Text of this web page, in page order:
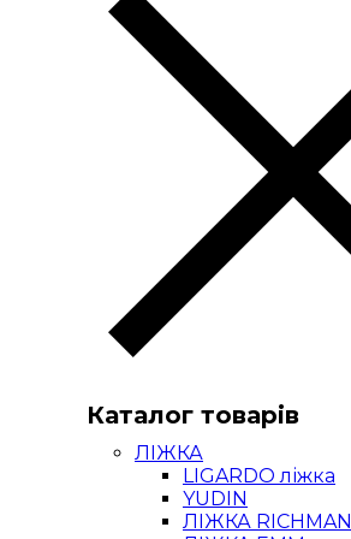
Каталог товарів
ЛІЖКА
LIGARDO ліжка
YUDIN
ЛІЖКА RICHMAN